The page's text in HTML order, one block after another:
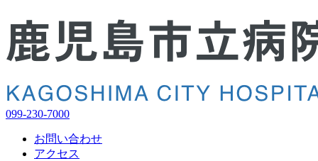
099-230-7000
お問い合わせ
アクセス